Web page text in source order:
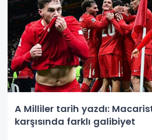
A Milliler tarih yazdı:
karşısında farklı galibiyet